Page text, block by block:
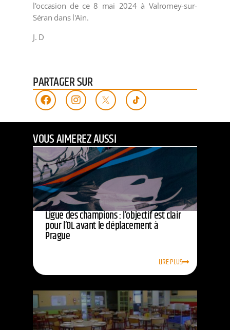
l'occasion de ce 8 mai 2024 à Valromey-sur-
Séran dans l'Ain.
J. D
PARTAGER SUR
VOUS AIMEREZ AUSSI
Ligue des champions : l’objectif est clair
pour l’OL avant le déplacement à
Prague
LIRE PLUS